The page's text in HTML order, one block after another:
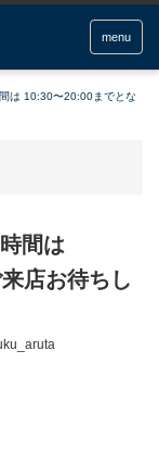
menu
は 10:30〜20:00までとな
間は
店お待ちし